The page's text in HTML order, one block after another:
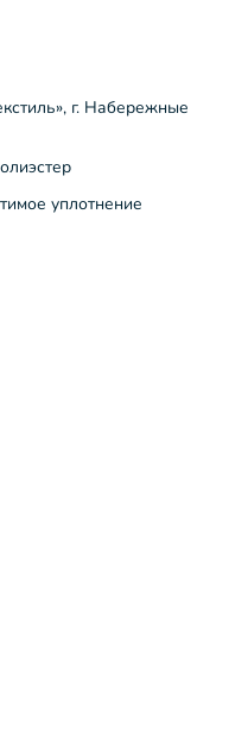
г. Набережные
уплотнение